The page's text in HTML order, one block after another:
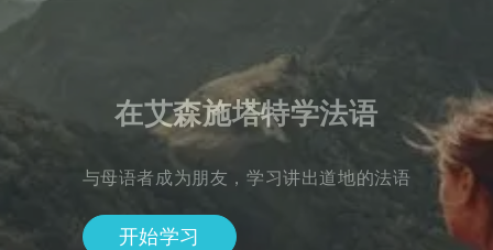
在艾森施塔特学法语
与母语者成为朋友，学习讲出道地的法语
开始学习